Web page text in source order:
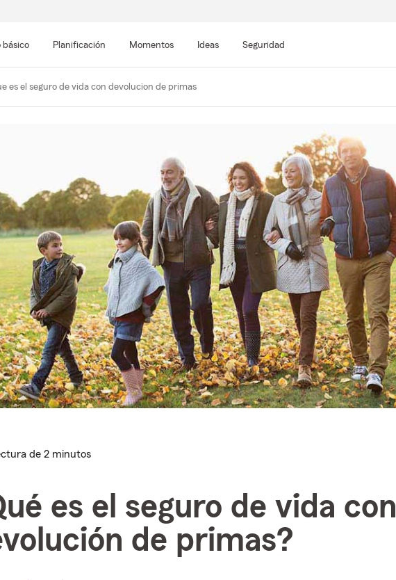
básico Planificación Momentos Ideas Seguridad
es el seguro de vida con devolucion de primas
de 2 minutos
es el seguro de vida con
de primas?